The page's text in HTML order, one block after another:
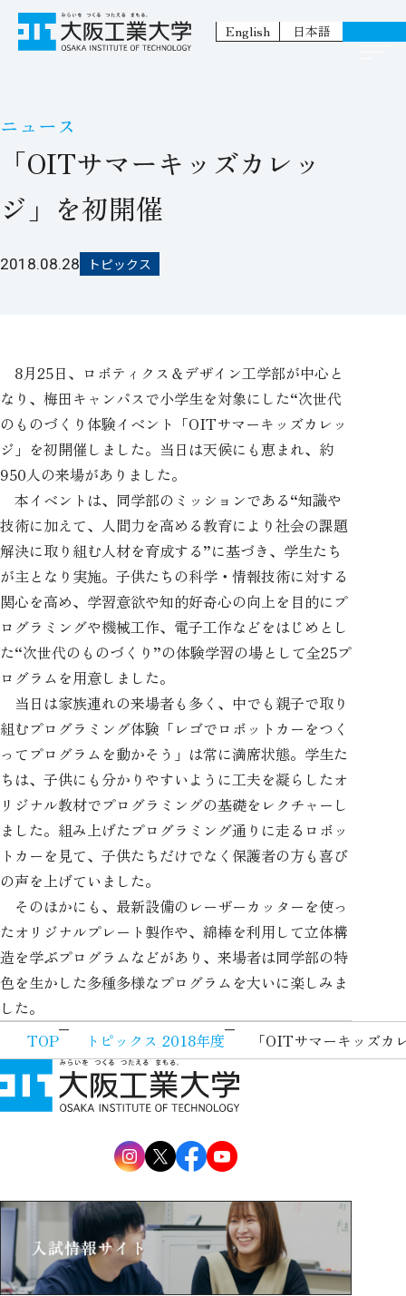
English 日本語
ニュース
「OITサマーキッズカレッ
ジ」を初開催
2018.08.28 トピックス
8月25日、ロボティクス＆デザイン工学部が中心と
なり、梅田キャンパスで小学生を対象にした“次世代
のものづくり体験イベント「OITサマーキッズカレッ
ジ」を初開催しました。当日は天候にも恵まれ、約
950人の来場がありました。
本イベントは、同学部のミッションである“知識や
技術に加えて、人間力を高める教育により社会の課題
解決に取り組む人材を育成する”に基づき、学生たち
が主となり実施。子供たちの科学・情報技術に対する
関心を高め、学習意欲や知的好奇心の向上を目的にプ
ログラミングや機械工作、電子工作などをはじめとし
た“次世代のものづくり”の体験学習の場として全25プ
ログラムを用意しました。
当日は家族連れの来場者も多く、中でも親子で取り
組むプログラミング体験「レゴでロボットカーをつく
ってプログラムを動かそう」は常に満席状態。学生た
ちは、子供にも分かりやすいように工夫を凝らしたオ
リジナル教材でプログラミングの基礎をレクチャーし
ました。組み上げたプログラミング通りに走るロボッ
トカーを見て、子供たちだけでなく保護者の方も喜び
の声を上げていました。
そのほかにも、最新設備のレーザーカッターを使っ
たオリジナルプレート製作や、綿棒を利用して立体構
造を学ぶプログラムなどがあり、来場者は同学部の特
色を生かした多種多様なプログラムを大いに楽しみま
した。
TOP
トピックス 2018年度 「OITサマーキッズカ